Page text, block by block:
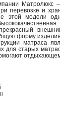
Матролюкс
перевозке и
этой модели
форму
матраса
для старых